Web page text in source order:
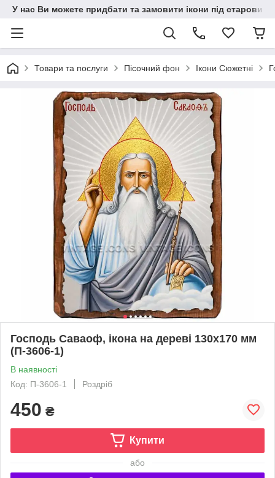
У нас Ви можете придбати та замовити ікони під
Товари та послуги Пісочний фон Ікони Сюжетні
Господь Саваоф, ікона на дереві 130х170 мм
(П-3606-1)
В наявності
Код: П-3606-1
Роздріб
450 ₴
Купити
або